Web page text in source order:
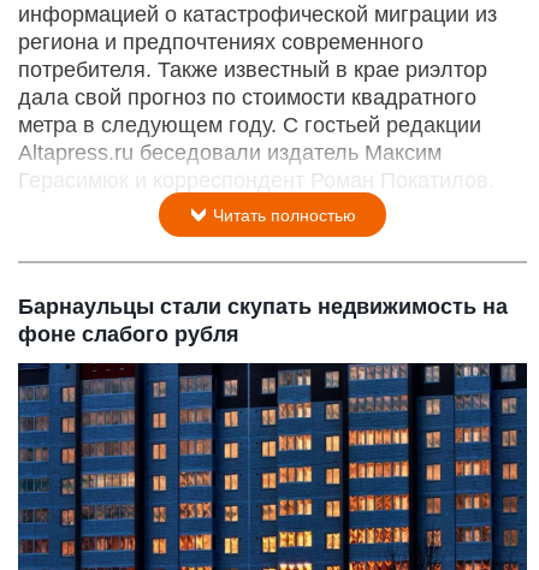
информацией о катастрофической миграции из
региона и предпочтениях современного
потребителя. Также известный в крае риэлтор
дала свой прогноз по стоимости квадратного
метра в следующем году. С гостьей редакции
Altapress.ru беседовали издатель Максим
Герасимюк и корреспондент Роман Покатилов.
Читать полностью
Барнаульцы стали скупать недвижимость на
фоне слабого рубля